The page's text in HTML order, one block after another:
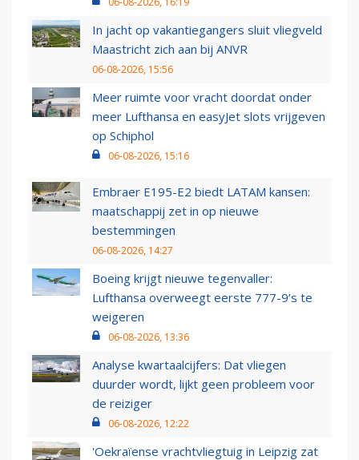
In jacht op vakantiegangers sluit vliegveld
Maastricht zich aan bij ANVR
06-08-2026, 15:56
Meer ruimte voor vracht doordat onder
meer Lufthansa en easyJet slots vrijgeven
op Schiphol
06-08-2026, 15:16
Embraer E195-E2 biedt LATAM kansen:
maatschappij zet in op nieuwe
bestemmingen
06-08-2026, 14:27
Boeing krijgt nieuwe tegenvaller:
Lufthansa overweegt eerste 777-9’s te
weigeren
06-08-2026, 13:36
Analyse kwartaalcijfers: Dat vliegen
duurder wordt, lijkt geen probleem voor
de reiziger
06-08-2026, 12:22
'Oekraïense vrachtvliegtuig in Leipzig zat